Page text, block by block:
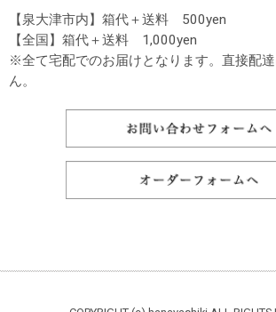
【泉大津市内】箱代＋送料 500yen
【全国】箱代＋送料 1,000yen
※全て宅配でのお届けとなります。直接配
ん。